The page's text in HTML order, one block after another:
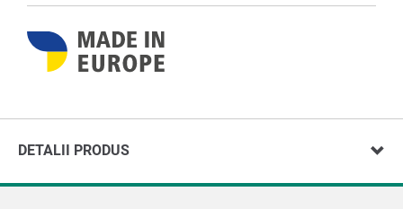
DETALII PRODUS